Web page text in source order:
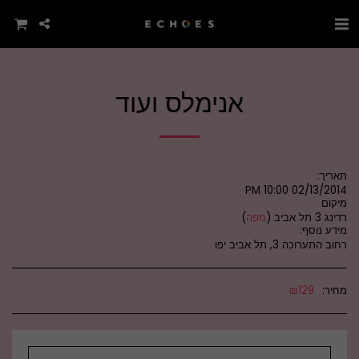
אנימלס ועוד
תאריך:
02/13/2014 10:00 PM
מיקום
רדינג 3 תל אביב (
מפה)
מידע נוסף:
רחוב התערוכה 3, תל אביב יפו
מחיר: ₪129